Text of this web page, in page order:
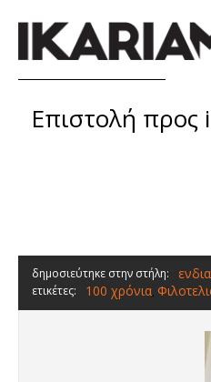
Επιστολή προς
δημοσιεύτηκε στην στήλη:
ετικέτες: 100 χρόνια,